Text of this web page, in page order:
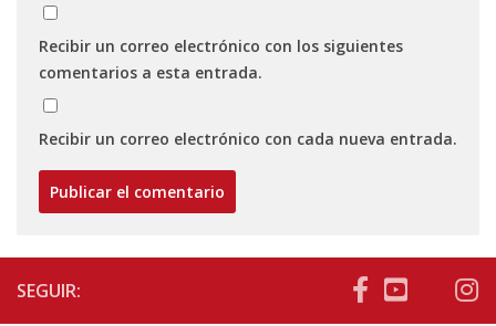
Recibir un correo electrónico con los siguientes
comentarios a esta entrada.
Recibir un correo electrónico con cada nueva entrada.
SEGUIR: